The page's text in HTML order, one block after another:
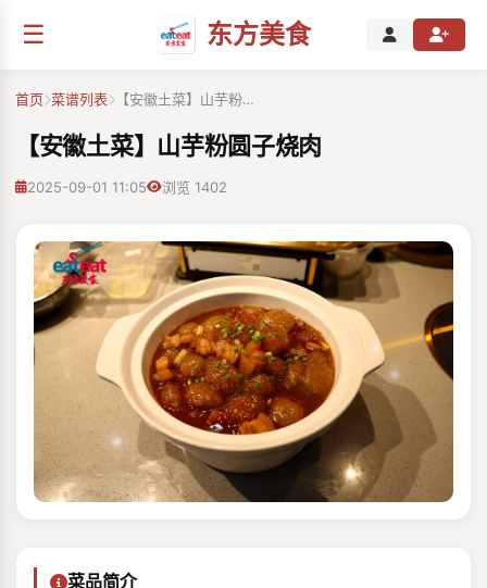
☰ 东方美食
首页 菜谱列表 【安徽土菜】山芋粉…
【安徽土菜】山芋粉圆子烧肉
2025-09-01 11:05 浏览 1402
菜品简介